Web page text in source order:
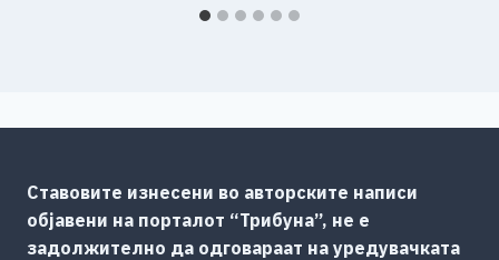
Ставовите изнесени во авторските написи
објавени на порталот “Трибуна”, не е
задолжително да одговараат на уредувачката